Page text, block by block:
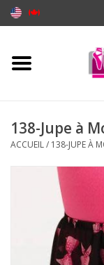
Accueil
Vêtements
138-Jupe à
ACCUEIL/ 138-JUPE À